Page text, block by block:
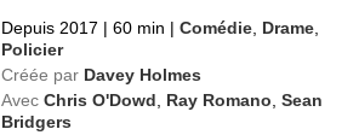
Depuis 2017 | 60 min | Comédie Drame
Policier
Créée par Davey Holmes
Avec Chris O'Dowd Ray Romano ,Sean
Bridgers